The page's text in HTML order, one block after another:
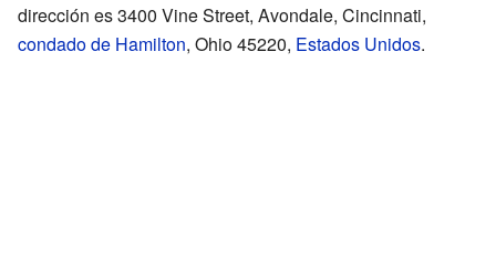
dirección es 3400 Vine Street, Avondale, Cincinnati,
condado de Hamilton, Ohio 45220, Estados Unidos.